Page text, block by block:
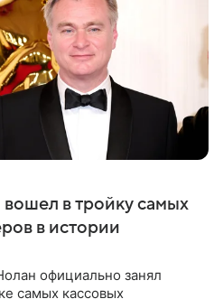
в тройку самых
в истории
официально занял
самых кассовых